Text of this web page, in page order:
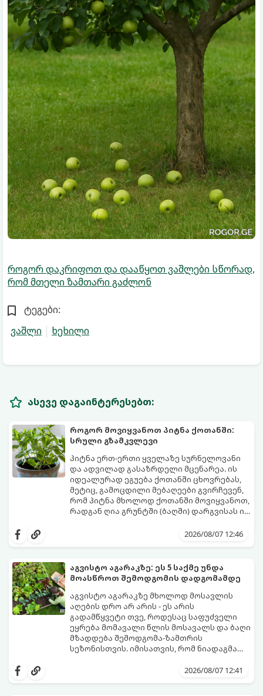
როგორ დაკრიფოთ და დააწყოთ ვაშლები სწორად,
რომ მთელი ზამთარი გაძლონ
ტეგები:
ვაშლი
ხეხილი
ასევე დაგაინტერესებთ:
როგორ მოვიყვანოთ პიტნა ქოთანში:
სრული გზამკვლევი
პიტნა ერთ-ერთი ყველაზე სურნელოვანი
და ადვილად გასაზრდელი მცენარეა. ის
იდეალურად ეგუება ქოთანში ცხოვრებას,
მეტიც, გამოცდილი მებაღეები გვირჩევენ,
რომ პიტნა მხოლოდ ქოთანში მოვიყვანოთ,
რადგან ღია გრუნტში (ბაღში) დარგვისას ის
და სხვა მცენარეებს ავიწროებს.
გაგახარებთ ნორჩი, არომატული2026/08/07 12:46
აგვისტო აგარაკზე: ეს 5 საქმე უნდა
მოასწროთ შემოდგომის დადგომამდე
აგვისტო აგარაკზე მხოლოდ მოსავლის
აღების დრო არ არის - ეს არის
გადამწყვეტი თვე, როდესაც საფუძველი
ეყრება მომავალი წლის მოსავალს და ბაღი
მზადდება შემოდგომა-ზამთრის
სეზონისთვის. იმისათვის, რომ ნიადაგმა
ზამთარს გაუძლონ, აგვისტოს ბოლომდე 5
2026/08/07 12:41